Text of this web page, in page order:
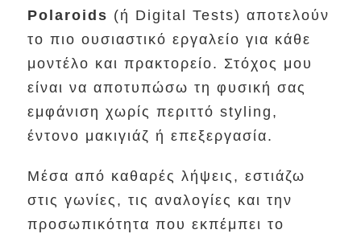
Polaroids (ή Digital Tests) αποτελούν
το πιο ουσιαστικό εργαλείο για κάθε
μοντέλο και πρακτορείο. Στόχος μου
είναι να αποτυπώσω τη φυσική σας
εμφάνιση χωρίς περιττό styling,
έντονο μακιγιάζ ή επεξεργασία.
Μέσα από καθαρές λήψεις, εστιάζω
στις γωνίες, τις αναλογίες και την
προσωπικότητα που εκπέμπει το